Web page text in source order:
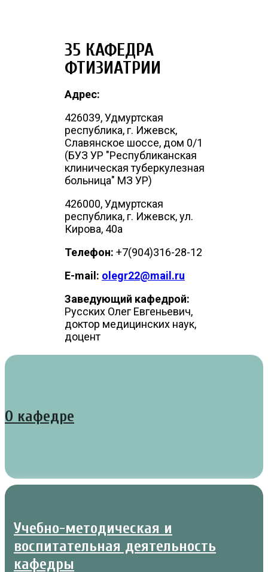
35 КАФЕДРА
ФТИЗИАТРИИ
Адрес:
426039, Удмуртская
республика, г. Ижевск,
Cлавянское шоссе, дом 0/1
(БУЗ УР "Республиканская
клиническая туберкулезная
больница" МЗ УР)
426000, Удмуртская
республика, г. Ижевск, ул.
Кирова, 40а
Телефон: +7(904)316-28-12
E-mail: olegr22@mail.ru
Заведующий кафедрой:
Русских Олег Евгеньевич,
доктор медицинских наук,
доцент
О кафедре
Учебно-методическая и
воспитательная деятельность
кафедры